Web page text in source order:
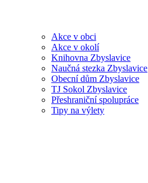
Akce v obci
Akce v okolí
Knihovna Zbyslavice
Naučná stezka Zbyslavice
Obecní dům Zbyslavice
TJ Sokol Zbyslavice
Přeshraniční spolupráce
Tipy na výlety